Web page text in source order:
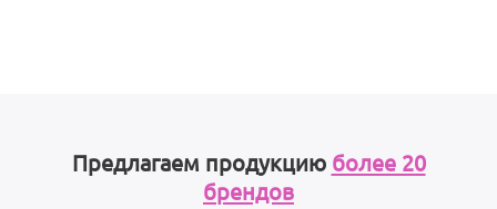
Предлагаем продукцию более 20
брендов